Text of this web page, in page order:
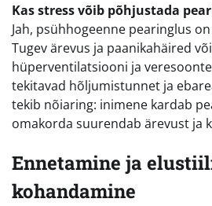
Kas stress võib põhjustada
Jah, psühhogeenne pearinglus
Tugev ärevus ja paanikahäired
hüperventilatsiooni ja
tekitavad hõljumistunnet ja
tekib nõiaring: inimene kardab
omakorda suurendab ärevust ja
Ennetamine ja
kohandamine